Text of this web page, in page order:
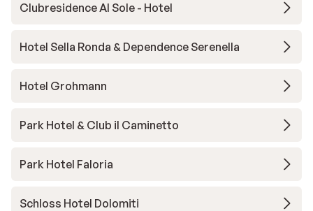
Clubresidence Al Sole - Hotel
Hotel Sella Ronda & Dependence Serenella
Hotel Grohmann
Park Hotel & Club il Caminetto
Park Hotel Faloria
Schloss Hotel Dolomiti